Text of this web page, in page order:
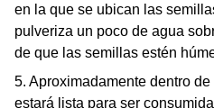
en la que se ubican las
pulveriza un poco de agua
de que las semillas estén
5. Aproximadamente dentro
estará lista para ser